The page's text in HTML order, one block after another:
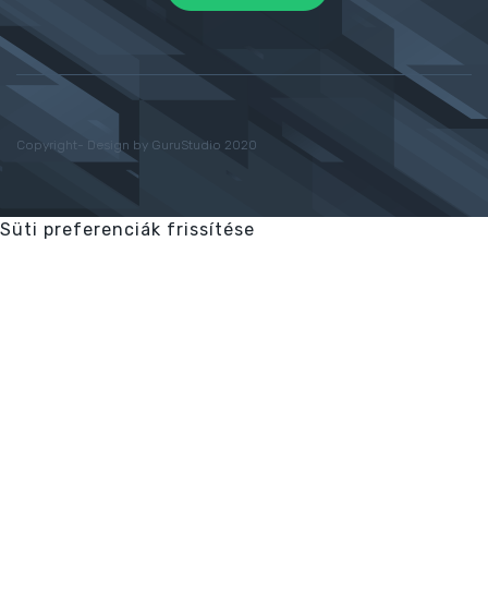
Copyright- Design by GuruStudio 2020
Süti preferenciák frissítése